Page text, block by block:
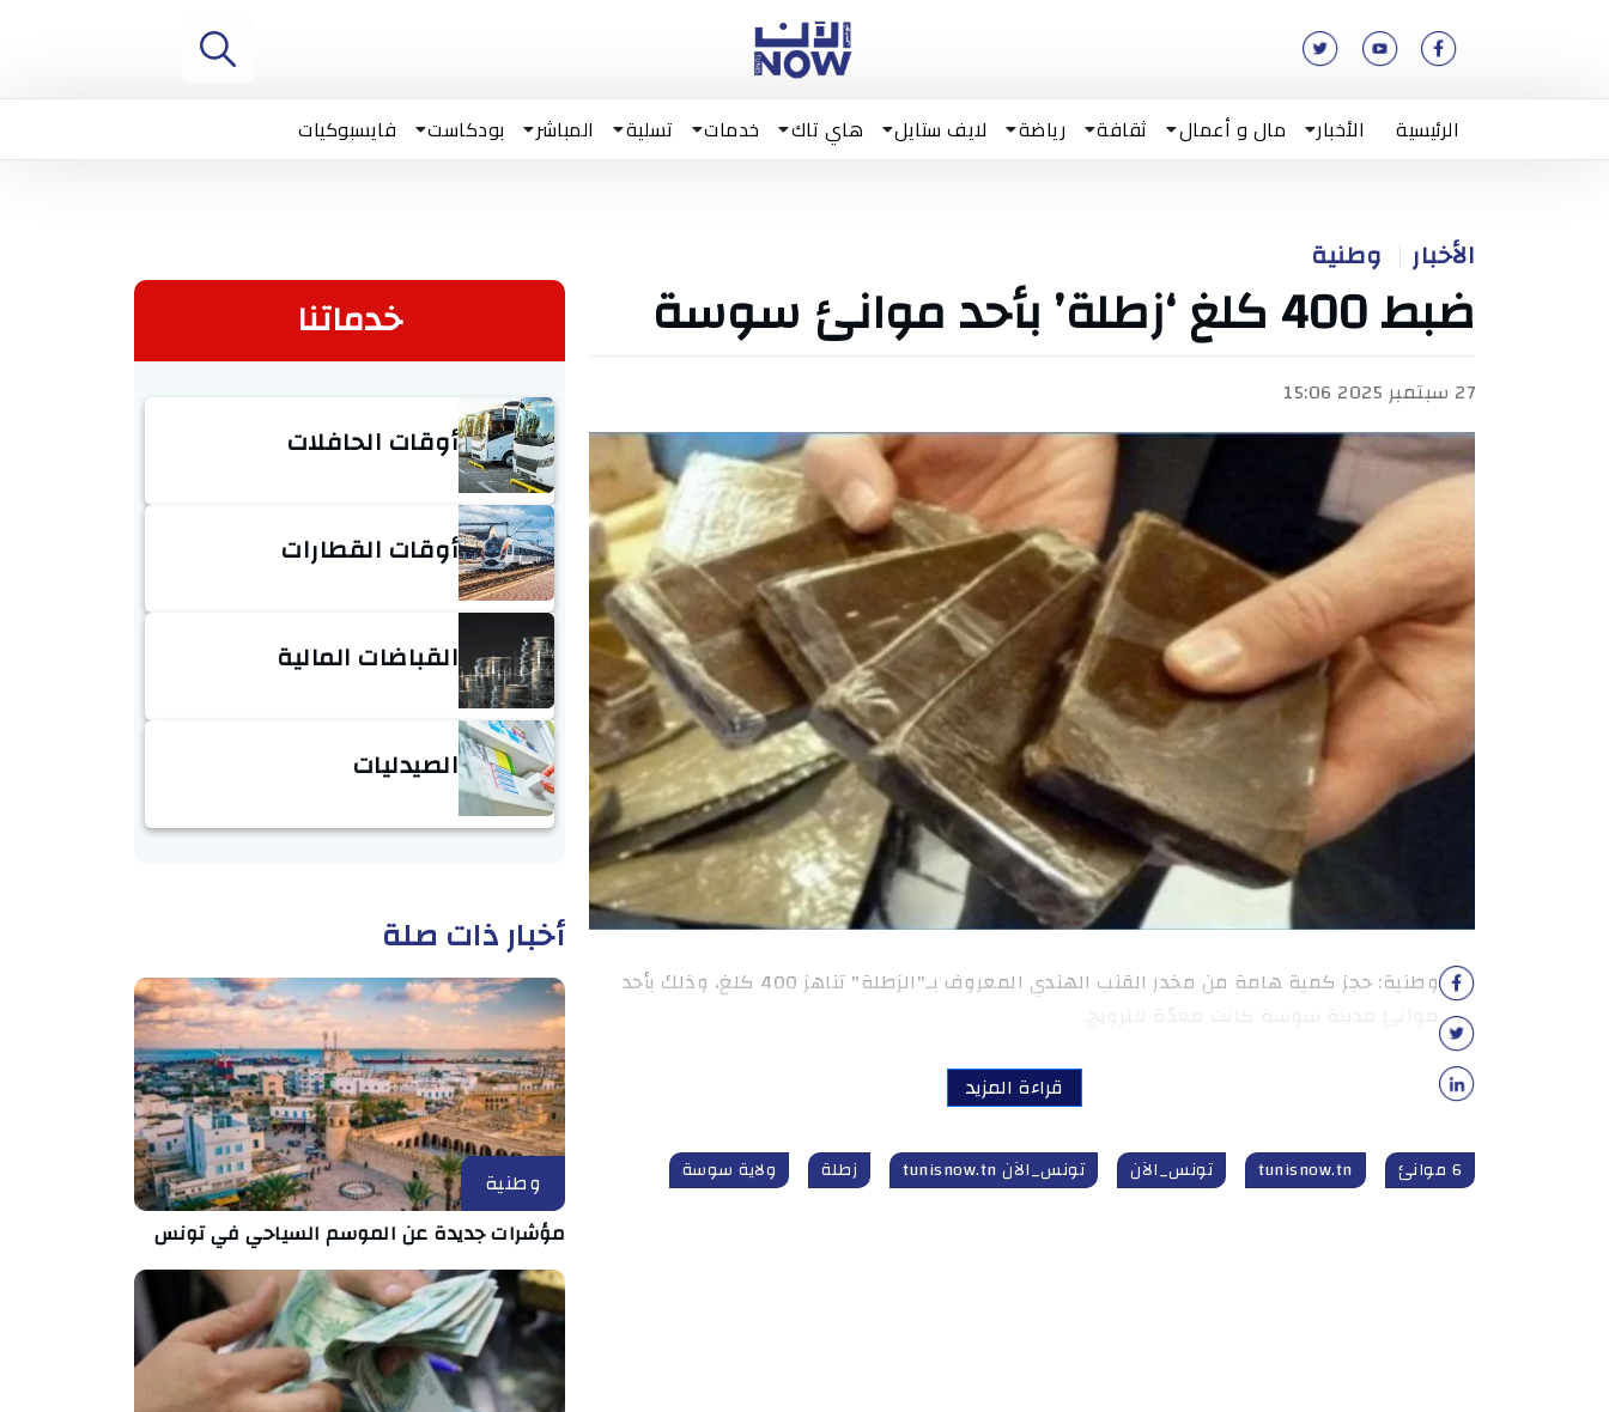
الرئيسية الأخبار مال و أعمال ثقافة رياضة لايف ستايل هاي تاك خدمات تسلية المباشر بودكاست فايسبوكيات
الأخبار وطنية
ضبط 400 كلغ ‘زطلة’ بأحد موانئ سوسة
27 سبتمبر 2025 15:06
وطنية: حجز كمية هامة من مخدر القنب الهندي المعروف بـ"الزطلة" تناهز 400 كلغ، وذلك بأحد
قراءة المزيد
6 موانئ tunisnow.tn تونس_الآن تونس_الآن tunisnow.tn زطلة ولاية سوسة
خدماتنا
أوقات الحافلات
أوقات القطارات
القباضات المالية
الصيدليات
أخبار ذات صلة
وطنية
مؤشرات جديدة عن الموسم السياحي في تونس